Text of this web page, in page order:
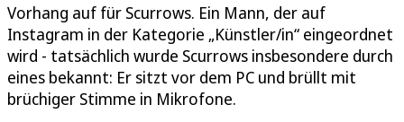
Vorhang auf für Scurrows. Ein Mann, der auf
Instagram in der Kategorie „Künstler/in“ eingeordnet
wird - tatsächlich wurde Scurrows insbesondere durch
eines bekannt: Er sitzt vor dem PC und brüllt mit
brüchiger Stimme in Mikrofone.